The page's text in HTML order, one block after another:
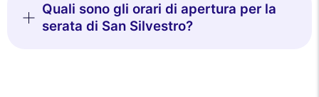
Quali sono gli orari di apertura per la
serata di San Silvestro?